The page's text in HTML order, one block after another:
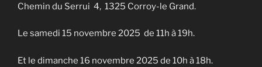
Chemin du Serrui 4, 1325 Corroy-le Grand.
Le samedi 15 novembre 2025 de 11h à 19h.
Et le dimanche 16 novembre 2025 de 10h à 18h.